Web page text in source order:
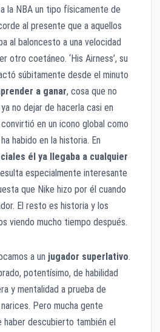
la NBA un tipo físicamente de
al presente que a aquellos
al baloncesto a una velocidad
otro coetáneo. ‘His Airness’, su
súbitamente desde el minuto
a ganar, cosa que no
no dejar de hacerla casi en
en un icono global como
habido en la historia. En
él ya llegaba a cualquier
especialmente interesante
que Nike hizo por él cuando
El resto es historia y los
viendo mucho tiempo después.
a un jugador superlativo.
potentísimo, de habilidad
y mentalidad a prueba de
Pero mucha gente
haber descubierto también el